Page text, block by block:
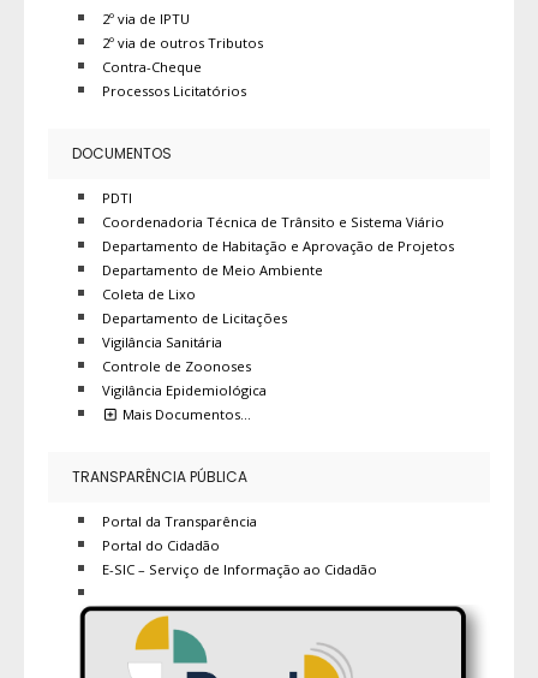
2º via de IPTU
2º via de outros Tributos
Contra-Cheque
Processos Licitatórios
DOCUMENTOS
PDTI
Coordenadoria Técnica de Trânsito e Sistema Viário
Departamento de Habitação e Aprovação de Projetos
Departamento de Meio Ambiente
Coleta de Lixo
Departamento de Licitações
Vigilância Sanitária
Controle de Zoonoses
Vigilância Epidemiológica
Mais Documentos…
TRANSPARÊNCIA PÚBLICA
Portal da Transparência
Portal do Cidadão
E-SIC – Serviço de Informação ao Cidadão